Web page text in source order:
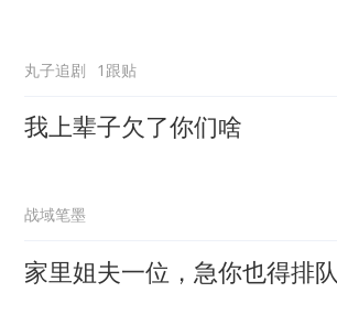
丸子追剧 1跟贴
我上辈子欠了你们啥
战域笔墨
家里姐夫一位，急你也得排队